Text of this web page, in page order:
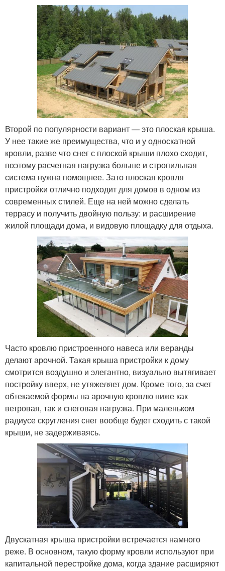
Второй по популярности вариант — это плоская крыша.
У нее такие же преимущества, что и у односкатной
кровли, разве что снег с плоской крыши плохо сходит,
поэтому расчетная нагрузка больше и стропильная
система нужна помощнее. Зато плоская кровля
пристройки отлично подходит для домов в одном из
современных стилей. Еще на ней можно сделать
террасу и получить двойную пользу: и расширение
жилой площади дома, и видовую площадку для отдыха.
Часто кровлю пристроенного навеса или веранды
делают арочной. Такая крыша пристройки к дому
смотрится воздушно и элегантно, визуально вытягивает
постройку вверх, не утяжеляет дом. Кроме того, за счет
обтекаемой формы на арочную кровлю ниже как
ветровая, так и снеговая нагрузка. При маленьком
радиусе скругления снег вообще будет сходить с такой
крыши, не задерживаясь.
Двускатная крыша пристройки встречается намного
реже. В основном, такую форму кровли используют при
капитальной перестройке дома, когда здание расширяют